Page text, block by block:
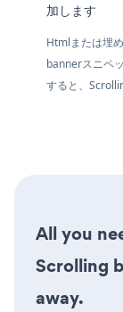
加します
Htmlまたは埋
bannerスニペ
すると、
All you
Scrolling
away.